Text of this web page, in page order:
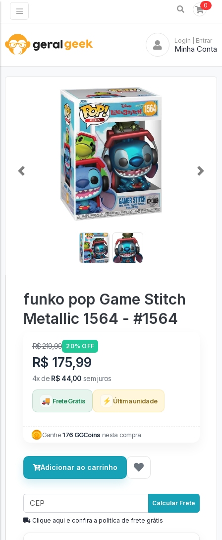
0
Login | Entrar
Minha Conta
Previous Next
funko pop Game Stitch
Metallic 1564 - #1564
R$ 219,99 20% OFF
R$ 175,99
4x de R$ 44,00 sem juros
🚚 Frete Grátis ⚡ Última unidade
Ganhe176 GGCoins nesta compra
Adicionar ao carrinho
Calcular Frete
Clique aqui e confira a politíca de frete grátis